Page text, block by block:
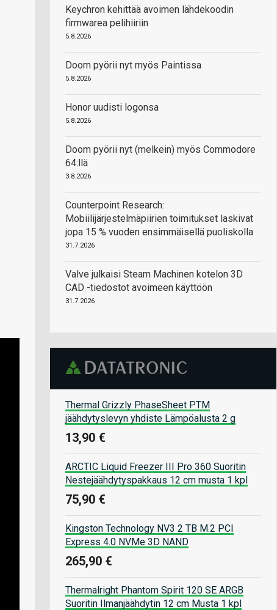
Keychron kehittää avoimen lähdekoodin
firmwarea pelihiiriin
5.8.2026
Doom pyörii nyt myös Paintissa
5.8.2026
Honor uudisti logonsa
5.8.2026
Doom pyörii nyt (melkein) myös Commodore
64:llä
3.8.2026
Counterpoint Research:
Mobiilijärjestelmäpiirien toimitukset laskivat
jopa 15 % vuoden ensimmäisellä puoliskolla
31.7.2026
Valve julkaisi Steam Machinen kotelon 3D
CAD -tiedostot avoimeen käyttöön
31.7.2026
Thermal Grizzly PhaseSheet PTM
jäähdytyslevyn yhdiste Lämpöalusta 2 g
13,90 €
ARCTIC Liquid Freezer III Pro 360 Suoritin
Nestejäähdytyspakkaus 12 cm musta 1 kpl
75,90 €
Kingston Technology NV3 2 TB M.2 PCI
Express 4.0 NVMe 3D NAND
265,90 €
Thermalright Phantom Spirit 120 SE ARGB
Suoritin Ilmanjäähdytin 12 cm Musta 1 kpl